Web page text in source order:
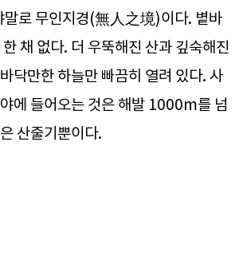
로 무인지경(無人之境)이다. 볕바
채 없다. 더 우뚝해진 산과 깊숙해진
닥만한 하늘만 빠끔히 열려 있다. 사
에 들어오는 것은 해발 1000m를 넘
산줄기뿐이다.